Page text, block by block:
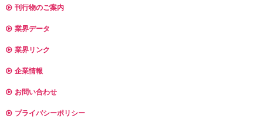
刊行物のご案内
業界データ
業界リンク
企業情報
お問い合わせ
プライバシーポリシー